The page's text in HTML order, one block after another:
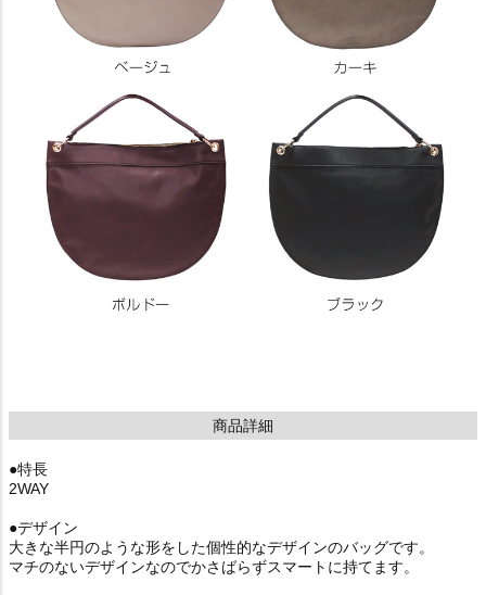
商品詳細
●特長
2WAY
●デザイン
大きな半円のような形をした個性的なデザインのバッグです。
マチのないデザインなのでかさばらずスマートに持てます。